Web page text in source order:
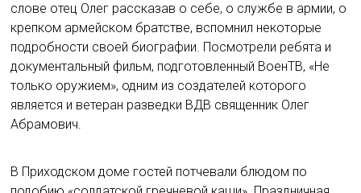
слове отец Олег рассказав о себе, о службе в армии, о
крепком армейском братстве, вспомнил некоторые
подробности своей биографии. Посмотрели ребята и
документальный фильм, подготовленный ВоенТВ, «Не
только оружием», одним из создателей которого
является и ветеран разведки ВДВ священник Олег
Абрамович.
В Приходском доме гостей потчевали блюдом по